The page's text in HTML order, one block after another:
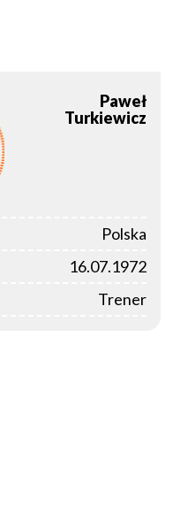
Paweł
Turkiewicz
Polska
16.07.1972
Trener